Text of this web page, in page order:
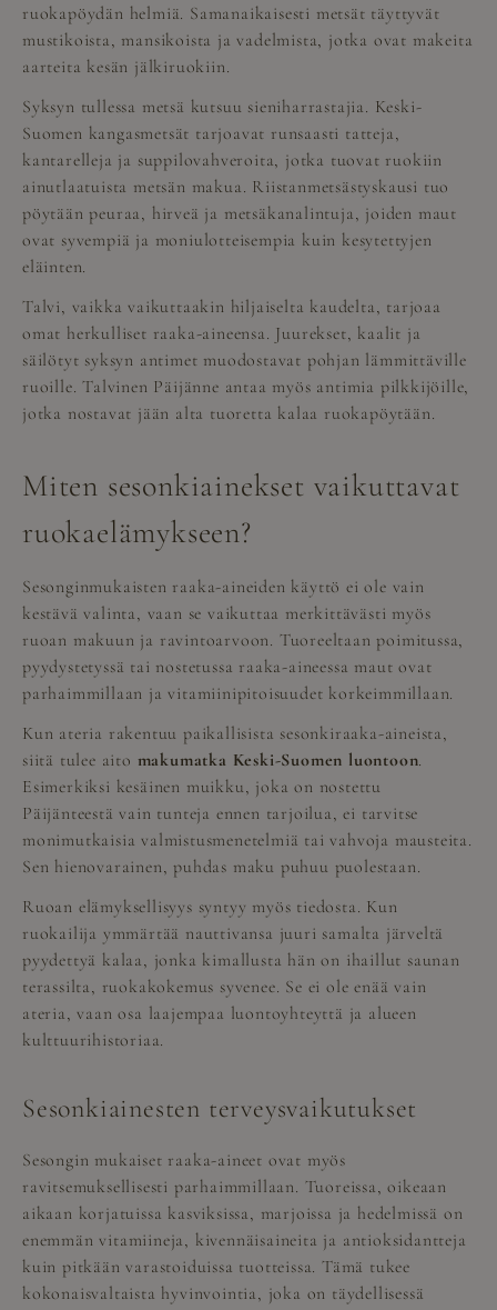
ruokapöydän helmiä. Samanaikaisesti metsät täyttyvät
mustikoista, mansikoista ja vadelmista, jotka ovat makeita
aarteita kesän jälkiruokiin.
Syksyn tullessa metsä kutsuu sieniharrastajia. Keski-
Suomen kangasmetsät tarjoavat runsaasti tatteja,
kantarelleja ja suppilovahveroita, jotka tuovat ruokiin
ainutlaatuista metsän makua. Riistanmetsästyskausi tuo
pöytään peuraa, hirveä ja metsäkanalintuja, joiden maut
ovat syvempiä ja moniulotteisempia kuin kesytettyjen
eläinten.
Talvi, vaikka vaikuttaakin hiljaiselta kaudelta, tarjoaa
omat herkulliset raaka-aineensa. Juurekset, kaalit ja
säilötyt syksyn antimet muodostavat pohjan lämmittäville
ruoille. Talvinen Päijänne antaa myös antimia pilkkijöille,
jotka nostavat jään alta tuoretta kalaa ruokapöytään.
Miten sesonkiainekset vaikuttavat
ruokaelämykseen?
Sesonginmukaisten raaka-aineiden käyttö ei ole vain
kestävä valinta, vaan se vaikuttaa merkittävästi myös
ruoan makuun ja ravintoarvoon. Tuoreeltaan poimitussa,
pyydystetyssä tai nostetussa raaka-aineessa maut ovat
parhaimmillaan ja vitamiinipitoisuudet korkeimmillaan.
Kun ateria rakentuu paikallisista sesonkiraaka-aineista,
siitä tulee aito makumatka Keski-Suomen luontoon.
Esimerkiksi kesäinen muikku, joka on nostettu
Päijänteestä vain tunteja ennen tarjoilua, ei tarvitse
monimutkaisia valmistusmenetelmiä tai vahvoja mausteita.
Sen hienovarainen, puhdas maku puhuu puolestaan.
Ruoan elämyksellisyys syntyy myös tiedosta. Kun
ruokailija ymmärtää nauttivansa juuri samalta järveltä
pyydettyä kalaa, jonka kimallusta hän on ihaillut saunan
terassilta, ruokakokemus syvenee. Se ei ole enää vain
ateria, vaan osa laajempaa luontoyhteyttä ja alueen
kulttuurihistoriaa.
Sesonkiainesten terveysvaikutukset
Sesongin mukaiset raaka-aineet ovat myös
ravitsemuksellisesti parhaimmillaan. Tuoreissa, oikeaan
aikaan korjatuissa kasviksissa, marjoissa ja hedelmissä on
enemmän vitamiineja, kivennäisaineita ja antioksidantteja
kuin pitkään varastoiduissa tuotteissa. Tämä tukee
kokonaisvaltaista hyvinvointia, joka on täydellisessä